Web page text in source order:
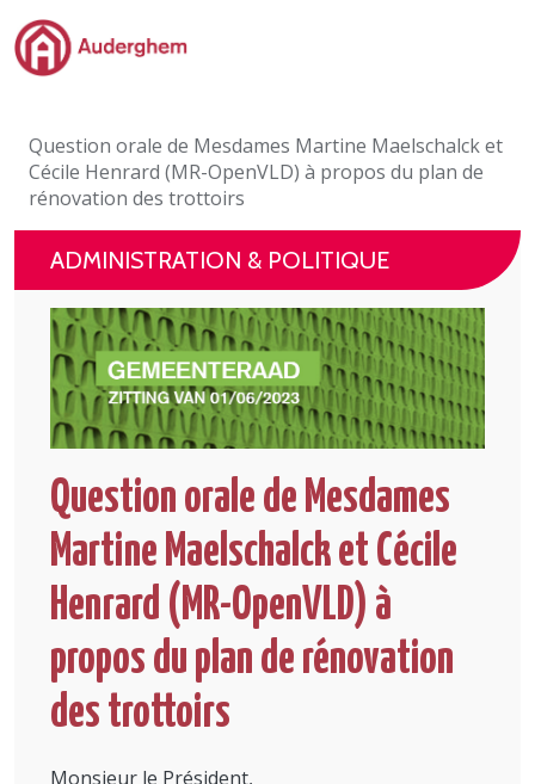
Passer au contenu principal
Événements et vie associative
eGuichet
Vivre à Auderghem
En 1 clic
Question orale de Mesdames Martine Maelschalck et
Cécile Henrard (MR-OpenVLD) à propos du plan de
rénovation des trottoirs
ADMINISTRATION & POLITIQUE
Question orale de Mesdames
Martine Maelschalck et Cécile
Henrard (MR-OpenVLD) à
propos du plan de rénovation
des trottoirs
Monsieur le Président,